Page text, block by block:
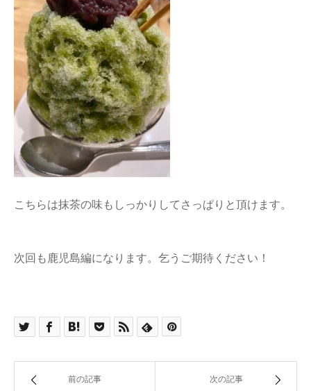
こちらは抹茶の味もしっかりしてさっぱりと頂けます。
次回も鹿児島編になります。乞うご期待ください！
前の記事 次の記事